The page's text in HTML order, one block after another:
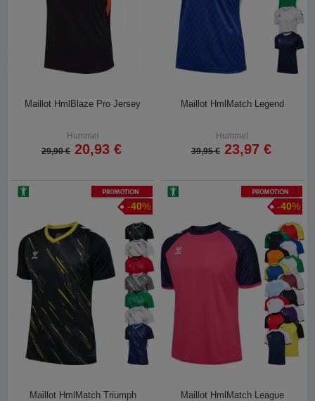
Maillot HmlBlaze Pro Jersey
Hummel
29,90 € 20,93 €
Maillot HmlMatch Legend
Hummel
39,95 € 23,97 €
Promotion
-40%
Maillot HmlMatch Triumph
Promotion
-40%
Maillot HmlMatch League